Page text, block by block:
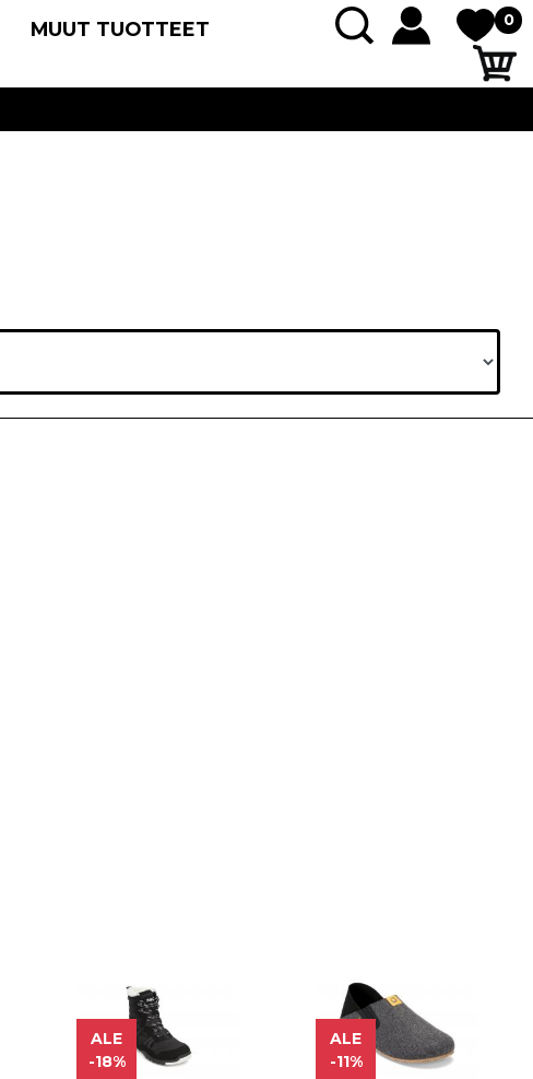
MUUT TUOTTEET
0
ALE
-18%
ALE
-11%